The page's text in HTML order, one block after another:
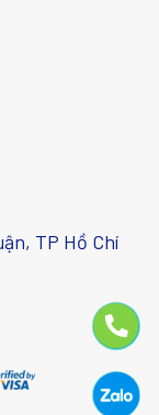
TP Hồ Chí